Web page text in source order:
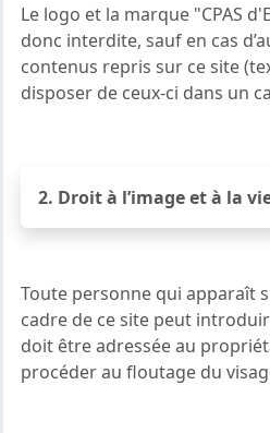
Le logo et la marque "CPAS
donc interdite, sauf en cas
contenus repris sur ce site
disposer de ceux-ci dans un
2. Droit à l’image et à la
Toute personne qui apparaît
cadre de ce site peut
doit être adressée au
procéder au floutage du